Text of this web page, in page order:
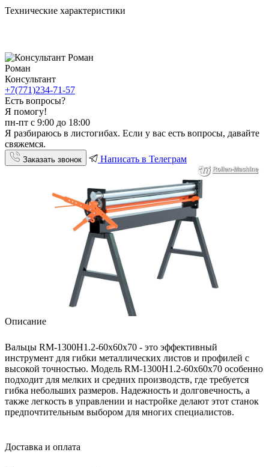
Технические характеристики
Роман
Консультант
+7(771)234-71-57
Есть вопросы?
Я помогу!
пн-пт с 9:00 до 18:00
Я разбираюсь в листогибах. Если у вас есть вопросы, давайте
свяжемся.
Заказать звонок Написать в Телеграм
Описание
Вальцы RM-1300H1.2-60x60x70 - это эффективный
инструмент для гибки металлических листов и профилей с
высокой точностью. Модель RM-1300H1.2-60x60x70 особенно
подходит для мелких и средних производств, где требуется
гибка небольших размеров. Надежность и долговечность, а
также легкость в управлении и настройке делают этот станок
предпочтительным выбором для многих специалистов.
Доставка и оплата